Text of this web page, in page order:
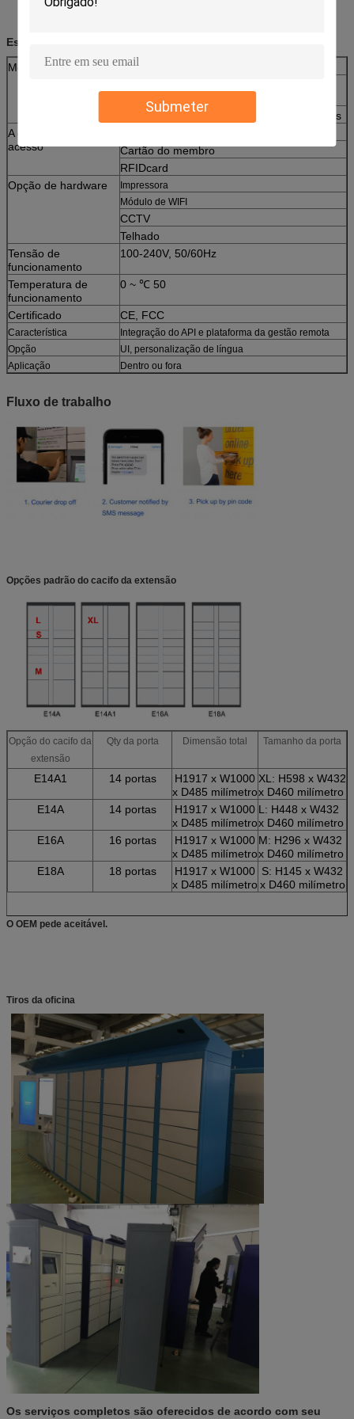
Submeter
Especificações:
Módulo do cacifo
Armário áspero do metal
igualmente aceitável
Quantidades diferentes da porta disponíveis
A outra opção do
acesso
Cartão do membro
RFIDcard
Opção de hardware
Impressora
Módulo de WIFI
CCTV
Telhado
Tensão de
funcionamento
100-240V, 50/60Hz
Temperatura de
funcionamento
0 ~ ℃ 50
Certificado CE, FCC
Característica
Integração do API e plataforma da gestão remota
Opção
UI, personalização de língua
Aplicação
Dentro ou fora
Fluxo de trabalho
Opções padrão do cacifo da extensão
Opção do cacifo da
extensão
Qty da porta Dimensão total Tamanho da porta
E14A1 14 portas
H1917 x W1000
x D485 milímetro
XL: H598 x W432
x D460 milímetro
E14A
14 portas
H1917 x W1000
x D485 milímetro
L: H448 x W432
x D460 milímetro
E16A
16 portas
H1917 x W1000
x D485 milímetro
M: H296 x W432
x D460 milímetro
E18A
18 portas
H1917 x W1000
x D485 milímetro
S: H145 x W432
x D460 milímetro
O OEM pede aceitável.
Tiros da oficina
Os serviços completos são oferecidos de acordo com seu